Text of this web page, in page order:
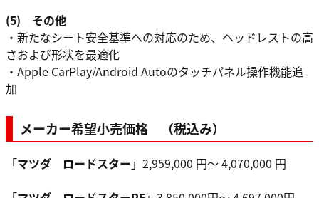
(5) その他
・新たなシート安全基準への対応のため、ヘッドレストの高
さおよび形状を最適化
・Apple CarPlay/Android Autoのタッチパネル操作機能追
加
メーカー希望小売価格 （税込み）
「マツダ ロードスター 」2,959,000 円～ 4,070,000 円